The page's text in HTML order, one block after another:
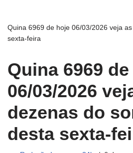
Quina 6969 de hoje 06/03/2026 veja
sexta-feira
Quina 6969
06/03/2026
dezenas do
desta sexta-